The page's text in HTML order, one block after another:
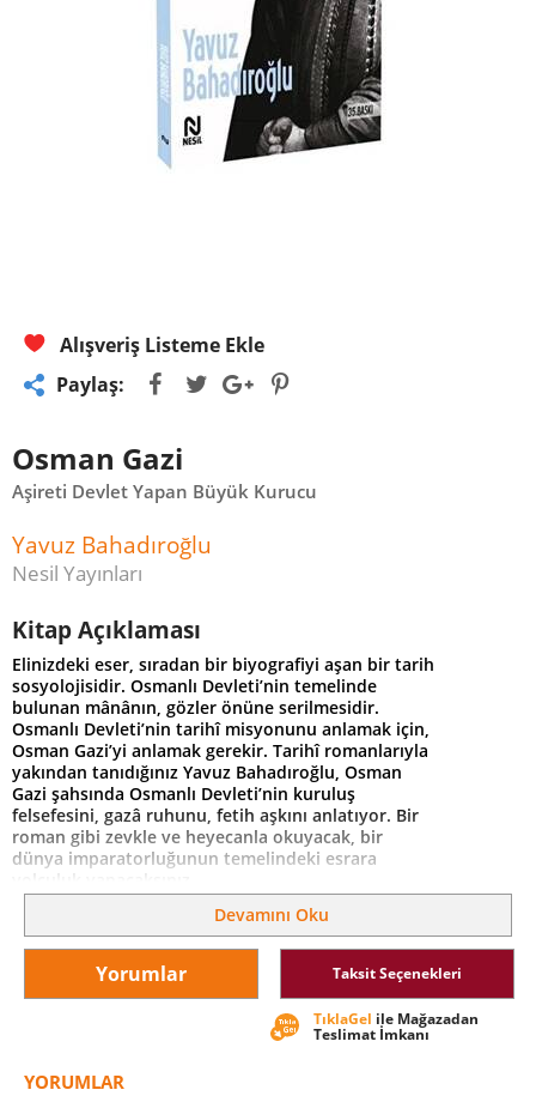
Alışveriş Listeme Ekle
Paylaş:
Osman Gazi
Aşireti Devlet Yapan Büyük Kurucu
Yavuz Bahadıroğlu
Nesil Yayınları
Kitap Açıklaması
Elinizdeki eser, sıradan bir biyografiyi aşan bir tarih
sosyolojisidir. Osmanlı Devleti’nin temelinde
bulunan mânânın, gözler önüne serilmesidir.
Osmanlı Devleti’nin tarihî misyonunu anlamak için,
Osman Gazi’yi anlamak gerekir. Tarihî romanlarıyla
yakından tanıdığınız Yavuz Bahadıroğlu, Osman
Gazi şahsında Osmanlı Devleti’nin kuruluş
felsefesini, gazâ ruhunu, fetih aşkını anlatıyor. Bir
roman gibi zevkle ve heyecanla okuyacak, bir
dünya imparatorluğunun temelindeki esrara
Devamını Oku
Yorumlar Taksit Seçenekleri
TıklaGel ile Mağazadan
Teslimat İmkanı
YORUMLAR